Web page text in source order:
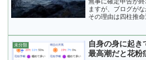
ますが、ブログが
その理由は四柱推命
未分類
自身の身に起
最高潮だと花粉